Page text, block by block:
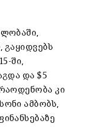
ში,
და $5
კი
ამბობს,